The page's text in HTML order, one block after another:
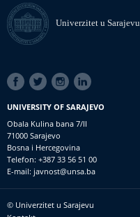
Univerzitet u Sarajevu
SOCIAL
LINKS
UNIVERSITY OF SARAJEVO
Obala Kulina bana 7/II
71000 Sarajevo
Bosna i Hercegovina
Telefon: +387 33 56 51 00
E-mail: javnost@unsa.ba
Footer
© Univerzitet u Sarajevu